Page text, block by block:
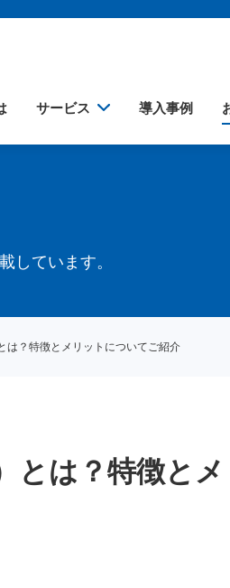
サービス 導入事例
しています。
？特徴とメリットについてご紹介
は？特徴とメ